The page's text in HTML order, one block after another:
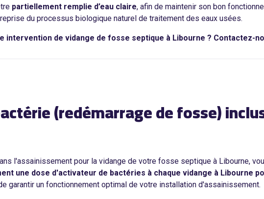
partiellement remplie d’eau claire, afin de maintenir son bon
du processus biologique naturel de traitement des eaux usées.
intervention de vidange de fosse septique à Libourne ? Contactez-
(redémarrage de fosse)
l'assainissement pour la vidange de votre fosse septique à Libourne,
une dose d'activateur de bactéries à chaque vidange à Libourne
garantir un fonctionnement optimal de votre installation d'assainissement.